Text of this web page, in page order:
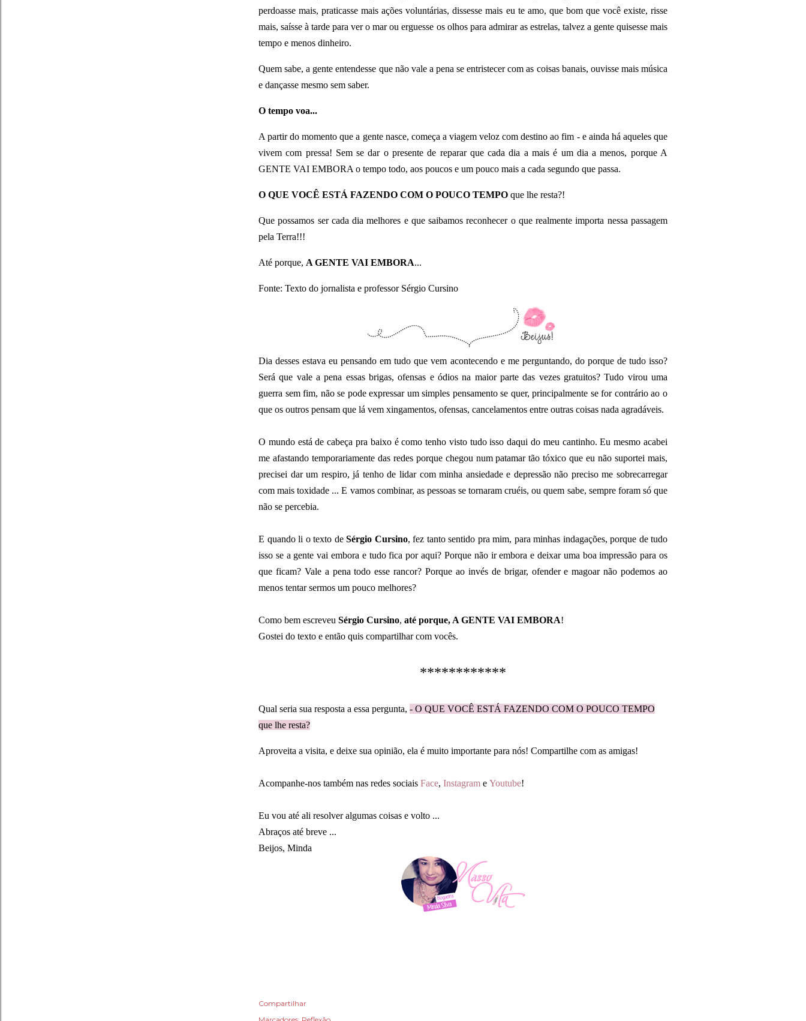
perdoasse mais, praticasse mais ações voluntárias, dissesse mais eu te amo, que bom que você existe, risse
mais, saísse à tarde para ver o mar ou erguesse os olhos para admirar as estrelas, talvez a gente quisesse mais
tempo e menos dinheiro.
Quem sabe, a gente entendesse que não vale a pena se entristecer com as coisas banais, ouvisse mais música
e dançasse mesmo sem saber.
O tempo voa...
A partir do momento que a gente nasce, começa a viagem veloz com destino ao fim - e ainda há aqueles que
vivem com pressa! Sem se dar o presente de reparar que cada dia a mais é um dia a menos, porque A
GENTE VAI EMBORA o tempo todo, aos poucos e um pouco mais a cada segundo que passa.
O QUE VOCÊ ESTÁ FAZENDO COM O POUCO TEMPO que lhe resta?!
Que possamos ser cada dia melhores e que saibamos reconhecer o que realmente importa nessa passagem
pela Terra!!!
Até porque, A GENTE VAI EMBORA...
Fonte: Texto do jornalista e professor Sérgio Cursino
Dia desses estava eu pensando em tudo que vem acontecendo e me perguntando, do porque de tudo isso?
Será que vale a pena essas brigas, ofensas e ódios na maior parte das vezes gratuitos? Tudo virou uma
guerra sem fim, não se pode expressar um simples pensamento se quer, principalmente se for contrário ao o
que os outros pensam que lá vem xingamentos, ofensas, cancelamentos entre outras coisas nada agradáveis.
O mundo está de cabeça pra baixo é como tenho visto tudo isso daqui do meu cantinho. Eu mesmo acabei
me afastando temporariamente das redes porque chegou num patamar tão tóxico que eu não suportei mais,
precisei dar um respiro, já tenho de lidar com minha ansiedade e depressão não preciso me sobrecarregar
com mais toxidade ... E vamos combinar, as pessoas se tornaram cruéis, ou quem sabe, sempre foram só que
não se percebia.
E quando li o texto de Sérgio Cursino, fez tanto sentido pra mim, para minhas indagações, porque de tudo
isso se a gente vai embora e tudo fica por aqui? Porque não ir embora e deixar uma boa impressão para os
que ficam? Vale a pena todo esse rancor? Porque ao invés de brigar, ofender e magoar não podemos ao
menos tentar sermos um pouco melhores?
Como bem escreveu Sérgio Cursino, até porque, A GENTE VAI EMBORA!
Gostei do texto e então quis compartilhar com vocês.
************
Qual seria sua resposta a essa pergunta, - O QUE VOCÊ ESTÁ FAZENDO COM O POUCO TEMPO
que lhe resta?
Aproveita a visita, e deixe sua opinião, ela é muito importante para nós! Compartilhe com as amigas!
Acompanhe-nos também nas redes sociais Face, Instagram e Youtube!
Eu vou até ali resolver algumas coisas e volto ...
Abraços até breve ...
Beijos, Minda
Compartilhar